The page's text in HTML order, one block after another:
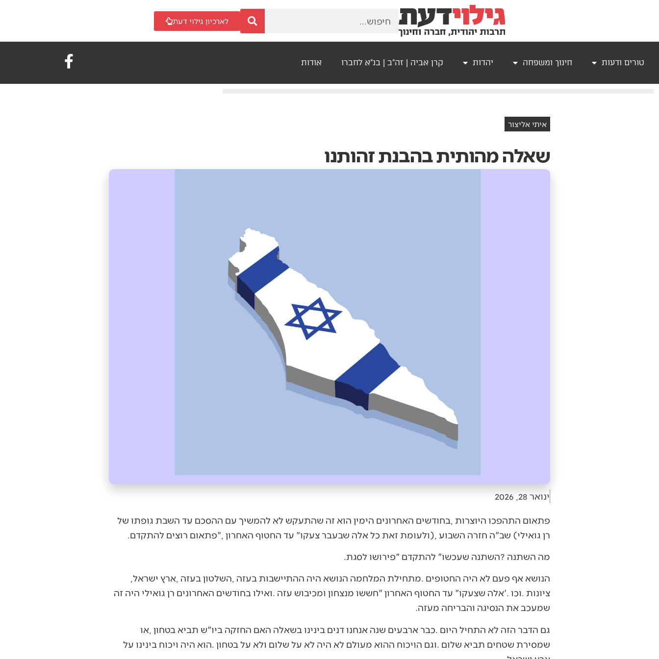
לארכיון גילוי דעת
טורים ודעות חינוך ומשפחה יהדות קרן אביה | זה"ב | בנ"א לחברו אודות
איתי אליצור
שאלה מהותית בהבנת זהותנו
ינואר 28, 2026
‬רן‭ ‬גואילי‭ (‬שב"ה‭ ‬חזרה‭ ‬השבוע‭), ‬ולעומת‭ ‬זאת‭ ‬כל‭ ‬אלה‭ ‬שבעבר‭ ‬צעקו‭ ‬‮"‬עד‭ ‬החטוף‭ ‬האחרון‮"‬‭, ‬פתאום‭ ‬רוצים‭ ‬להתקדם‭.‬
מה‭ ‬השתנה‭? ‬השתנה‭ ‬שעכשו‭ ‬‮"‬להתקדם‮"‬‭ ‬פירושו‭ ‬לסגת‭.‬
‬שמעכב‭ ‬את‭ ‬הנסיגה‭ ‬והבריחה‭ ‬מעזה‭.‬